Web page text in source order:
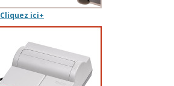
Cliquez ici+